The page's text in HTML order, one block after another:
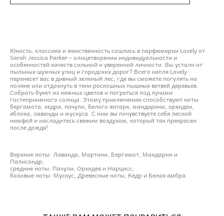
Юность, классика и женственность сошлись в парфюмерии Lovely от
Sarah Jessica Parker – олицетворении индивидуальности и
особенностей качеств сильной и уверенной личности. Вы устали от
пыльных шумных улиц и городских дорог? Всего капля Lovely
перенесет вас в дивный зеленый лес, где вы сможете погулять на
поляне или отдохнуть в тени роскошных пышных ветвей деревьев.
Собрать букет из нежных цветов и погреться под лучами
гостеприимного солнца. Этому приключению способствуют ноты
бергамота, кедра, пачули, белого янтаря, мандарина, орхидеи,
яблока, лаванды и мускуса. С ним вы почувствуете себя лесной
нимфой и насладитесь свежим воздухом, который так прекрасен
после дождя!
Верхние ноты: Лаванда, Мартини, Бергамот, Мандарин и
Палисандр;
средние ноты: Пачули, Орхидея и Нарцисс;
базовые ноты: Мускус, Древесные ноты, Кедр и Белая амбра.